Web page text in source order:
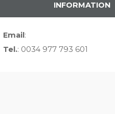
INFORMATION
Email:
Tel.: 0034 977 793 601